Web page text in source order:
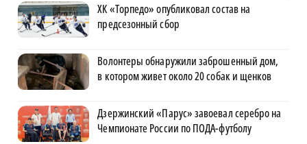
ХК «Торпедо» опубликовал состав на
предсезонный сбор
Волонтеры обнаружили заброшенный дом,
в котором живет около 20 собак и щенков
Дзержинский «Парус» завоевал серебро на
Чемпионате России по ПОДА-футболу